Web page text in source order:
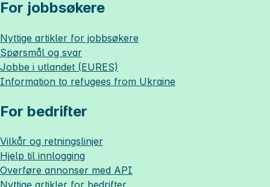
For jobbsøkere
Nyttige artikler for jobbsøkere
Spørsmål og svar
Jobbe i utlandet (EURES)
Information to refugees from Ukraine
For bedrifter
Vilkår og retningslinjer
Hjelp til innlogging
Overføre annonser med API